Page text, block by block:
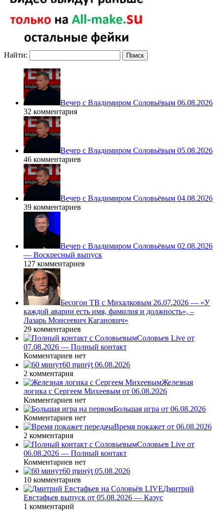
Найти:
Вечер с Владимиром Соловьёвым 06.08.2026
32 комментария
Вечер с Владимиром Соловьёвым 05.08.2026
46 комментариев
Вечер с Владимиром Соловьёвым 04.08.2026
39 комментариев
Вечер с Владимиром Соловьёвым 02.08.2026
— Воскресный выпуск
127 комментариев
Бесогон ТВ с Михалковым 26.07.2026 — «У
каждой аварии есть имя, фамилия и должность», –
Лазарь Моисеевич Каганович»
29 комментариев
Соловьев Live от
07.08.2026 — Полный контакт
Комментариев нет
60 ṃинẏƫ 06.08.2026
2 комментария
Железная
логика с Сергеем Михеевым от 06.08.2026
Комментариев нет
Большая игра от 06.08.2026
Комментариев нет
Время покажет от 06.08.2026
2 комментария
Соловьев Live от
06.08.2026 — Полный контакт
Комментариев нет
60 ṃинẏƫ 05.08.2026
10 комментариев
Дмитрий
Евстафьев выпуск от 05.08.2026 — Казус
1 комментарий